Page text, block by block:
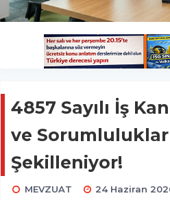
4857 Sayılı İş
ve
Şekilleniyor!
MEVZUAT 24 Haziran